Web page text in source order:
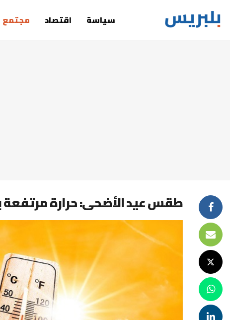
سياسة اقتصاد مجتمع
طقس عيد الأضحى: حرارة مرتفعة